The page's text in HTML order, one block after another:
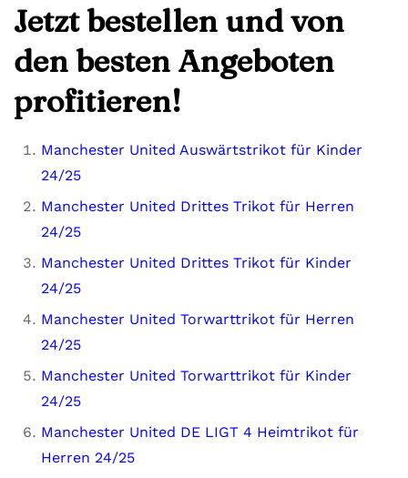
Jetzt bestellen und von
den besten Angeboten
profitieren!
Manchester United Auswärtstrikot für Kinder
24/25
Manchester United Drittes Trikot für Herren
24/25
Manchester United Drittes Trikot für Kinder
24/25
Manchester United Torwarttrikot für Herren
24/25
Manchester United Torwarttrikot für Kinder
24/25
Manchester United DE LIGT 4 Heimtrikot für
Herren 24/25